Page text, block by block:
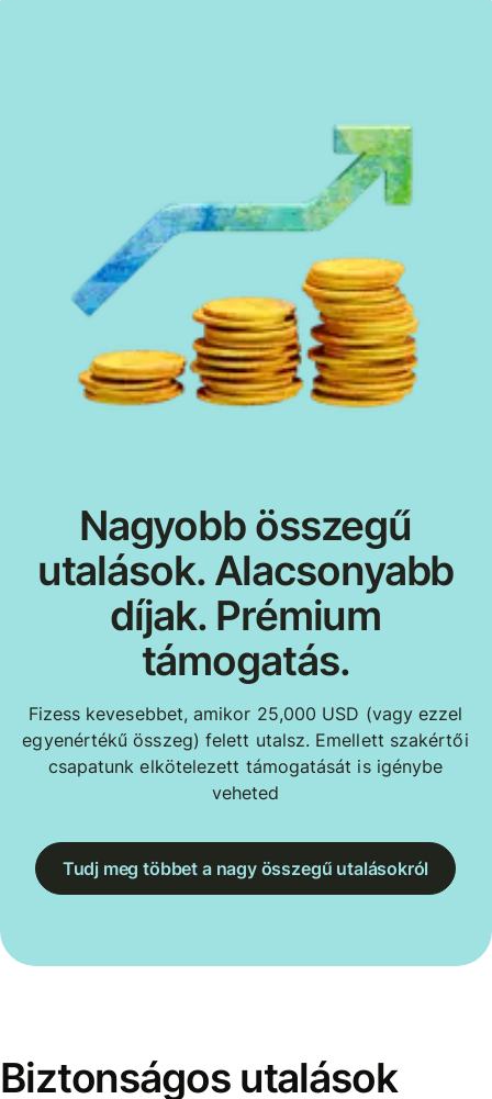
Nagyobb összegű
utalások. Alacsonyabb
díjak. Prémium
támogatás.
Fizess kevesebbet, amikor 25,000 USD (vagy ezzel
egyenértékű összeg) felett utalsz. Emellett szakértői
csapatunk elkötelezett támogatását is igénybe
veheted
Tudj meg többet a nagy összegű utalásokról
Biztonságos utalások